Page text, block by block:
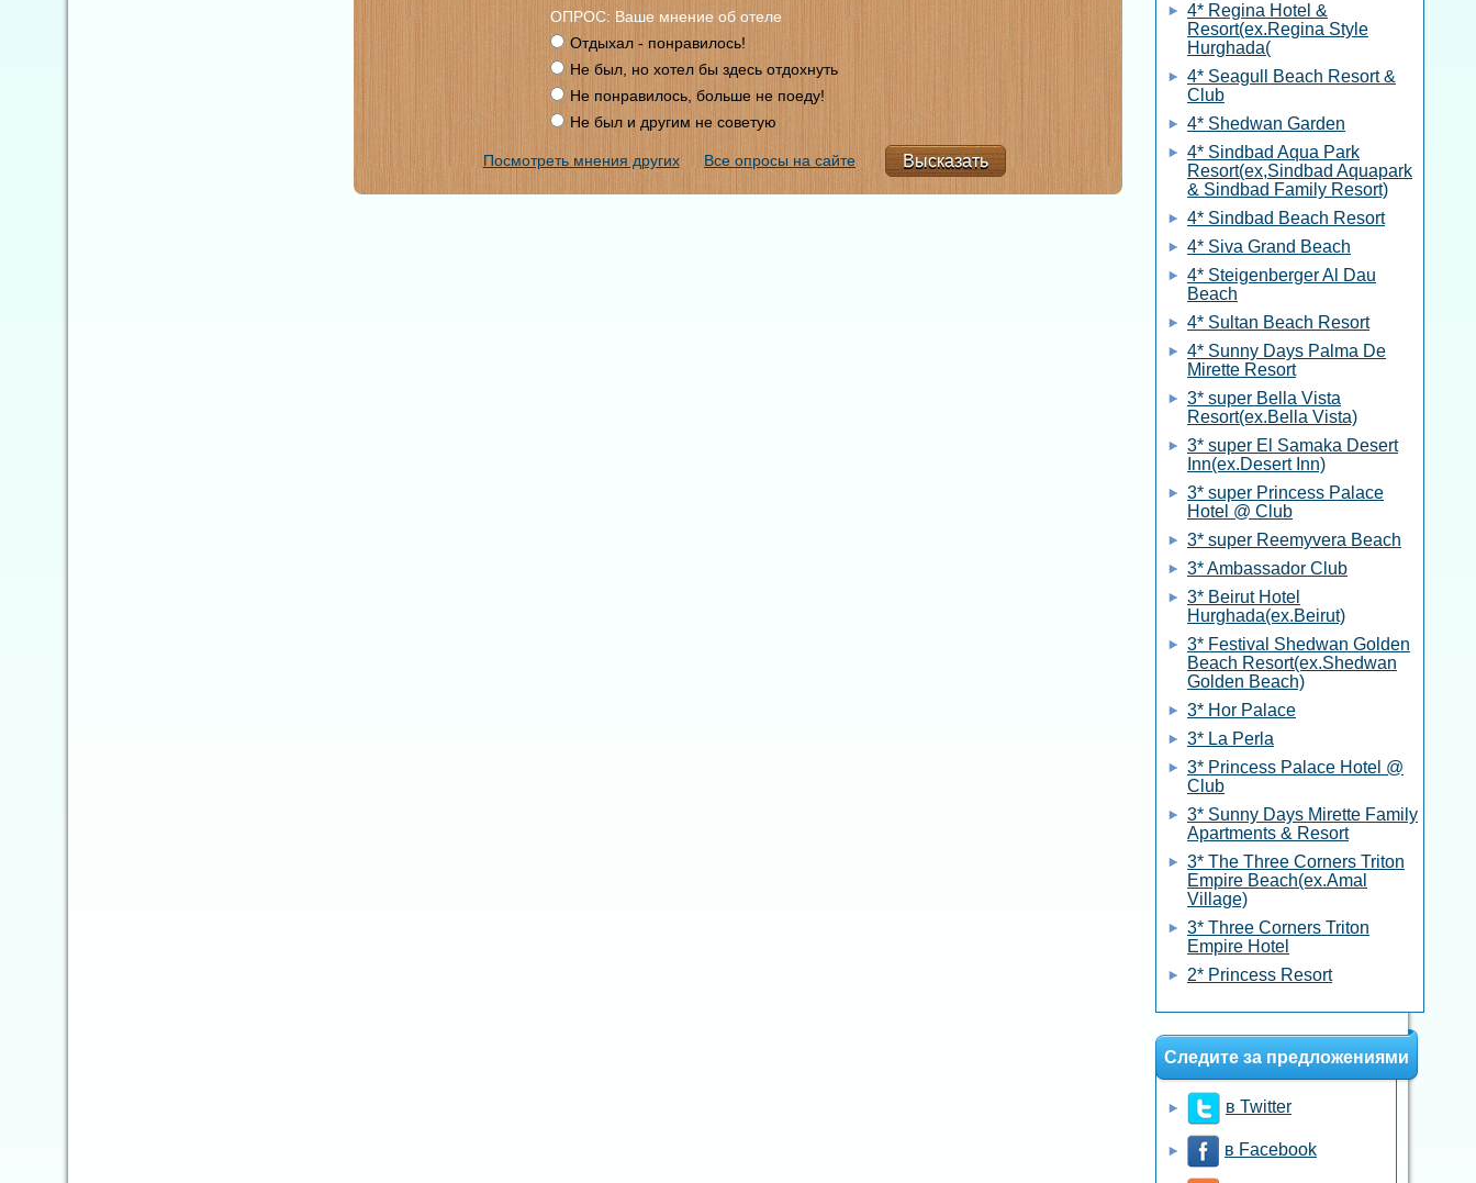
ОПРОС: Ваше мнение об отеле
Отдыхал - понравилось!
Не был, но хотел бы здесь отдохнуть
Не понравилось, больше не поеду!
Не был и другим не советую
Посмотреть мнения других Все опросы на сайте
4* Regina Hotel &
Resort(ex.Regina Style
Hurghada(
4* Seagull Beach Resort &
Club
4* Shedwan Garden
4* Sindbad Aqua Park
Resort(ex,Sindbad Aquapark
& Sindbad Family Resort)
4* Sindbad Beach Resort
4* Siva Grand Beach
4* Steigenberger Al Dau
Beach
4* Sultan Beach Resort
4* Sunny Days Palma De
Mirette Resort
3* super Bella Vista
Resort(ex.Bella Vista)
3* super El Samaka Desert
Inn(ex.Desert Inn)
3* super Princess Palace
Hotel @ Club
3* super Reemyvera Beach
3* Ambassador Club
3* Beirut Hotel
Hurghada(ex.Beirut)
3* Festival Shedwan Golden
Beach Resort(ex.Shedwan
Golden Beach)
3* Hor Palace
3* La Perla
3* Princess Palace Hotel @
Club
3* Sunny Days Mirette Family
Apartments & Resort
3* The Three Corners Triton
Empire Beach(ex.Amal
Village)
3* Three Corners Triton
Empire Hotel
2* Princess Resort
Следите за предложениями
в Twitter
в Facebook